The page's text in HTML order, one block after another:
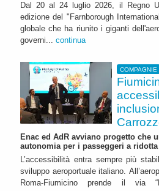
Dal 20 al 24 luglio 2026, il Regno
edizione del "Farnborough
globale che ha riunito i giganti
governi... continua
COMPAGNIE
Enac ed AdR avviano progetto che
autonomia per i passeggeri a
L’accessibilità entra sempre più
sviluppo aeroportuale italiano.
Roma-Fiumicino prende il via